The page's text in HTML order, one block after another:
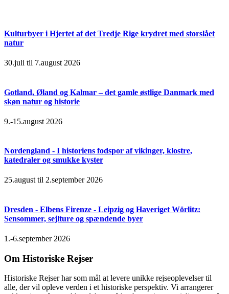
Kulturbyer i Hjertet af det Tredje Rige krydret med storslået
natur
30.juli til 7.august 2026
Gotland, Øland og Kalmar – det gamle østlige Danmark med
skøn natur og historie
9.-15.august 2026
Nordengland - I historiens fodspor af vikinger, klostre,
katedraler og smukke kyster
25.august til 2.september 2026
Dresden - Elbens Firenze - Leipzig og Haveriget Wörlitz:
Sensommer, sejlture og spændende byer
1.-6.september 2026
Om Historiske Rejser
Historiske Rejser har som mål at levere unikke rejseoplevelser til
alle, der vil opleve verden i et historiske perspektiv. Vi arrangerer